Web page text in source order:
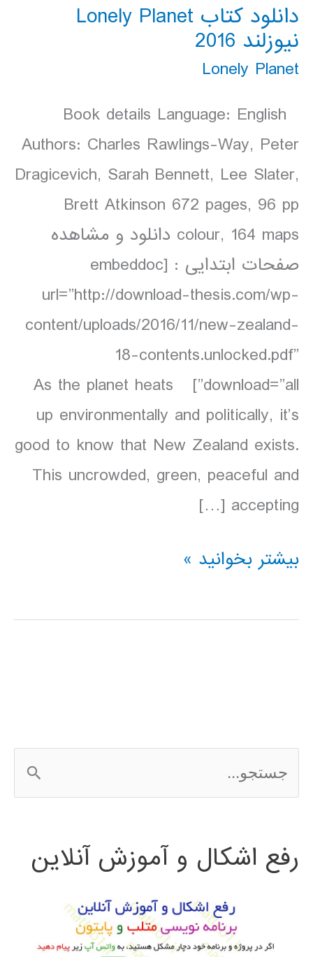
دانلود کتاب Lonely Planet
نیوزلند 2016
Lonely Planet
Book details Language: English
Authors: Charles Rawlings-Way, Peter
Dragicevich, Sarah Bennett, Lee Slater,
Brett Atkinson 672 pages, 96 pp
colour, 164 maps دانلود و مشاهده
صفحات ابتدایی : [embeddoc
url=”http://download-thesis.com/wp-
content/uploads/2016/11/new-zealand-
18-contents.unlocked.pdf”
download=”all”] As the planet heats
up environmentally and politically, it’s
good to know that New Zealand exists.
This uncrowded, green, peaceful and
accepting […]
دانلود
Lonely
بیشتر بخوانید »
س
ج
رفع اشکال و آموزش آنلاین